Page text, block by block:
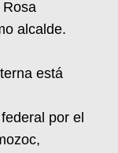
Rosa
alcalde.
está
por el